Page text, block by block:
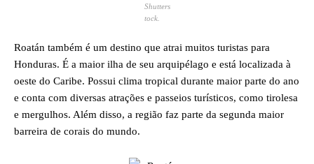
Shutters
tock.
Roatán também é um destino que atrai muitos turistas para
Honduras. É a maior ilha de seu arquipélago e está localizada à
oeste do Caribe. Possui clima tropical durante maior parte do ano
e conta com diversas atrações e passeios turísticos, como tirolesa
e mergulhos. Além disso, a região faz parte da segunda maior
barreira de corais do mundo.